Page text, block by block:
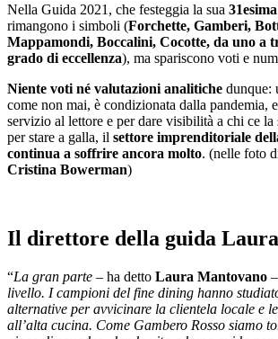
Nella Guida 2021, che festeggia la sua
rimangono i simboli (Forchette, Gamberi,
Mappamondi, Boccalini, Cocotte, da uno a
grado di eccellenza), ma spariscono voti e
Niente voti né valutazioni analitiche dunque:
come non mai, è condizionata dalla pandemia,
servizio al lettore e per dare visibilità a chi ce la
per stare a galla, il settore imprenditoriale
continua a soffrire ancora molto. (nelle foto
Cristina Bowerman)
Il direttore della guida
“La gran parte – ha detto Laura Mantovano –
livello. I campioni del fine dining hanno
alternative per avvicinare la clientela locale e
all’alta cucina. Come Gambero Rosso siamo